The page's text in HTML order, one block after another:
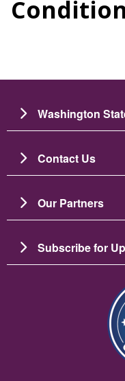
Washington
Contact Us
Our Partners
Subscribe for
画像